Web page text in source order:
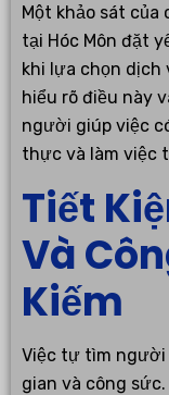
Một khảo sát của
tại Hóc Môn đặt
khi lựa chọn dịch
hiểu rõ điều này
người giúp việc
thực và làm việc
Tiết
Và
Kiếm
Việc tự tìm
gian và công